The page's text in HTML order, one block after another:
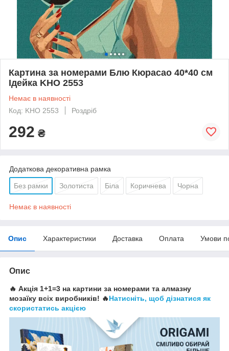
Картина за номерами Блю Кюрасао 40*40 см
Ідейка KHO 2553
Немає в наявності
Код: KHO 2553
Роздріб
292 ₴
Додаткова декоративна рамка
Без рамки Золотиста Біла Коричнева Чорна
Немає в наявності
Опис Характеристики Доставка Оплата Умови
Опис
🔥 Акція 1+1=3 на картини за номерами та алмазну
мозаїку всіх виробників! 🔥Натисніть, щоб дізнатися як
скористатись акцією